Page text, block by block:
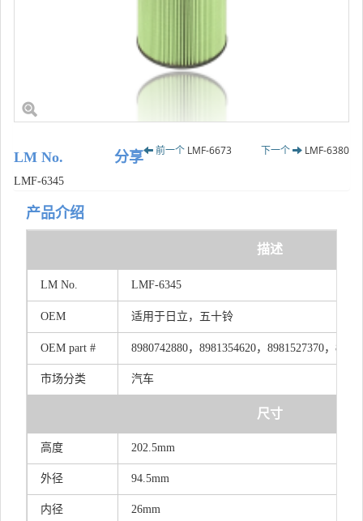
LM No.
LMF-6345
分享 前一个 LMF-6673 下一个 LMF-6380
产品介绍
描述
LM No. LMF-6345
OEM 适用于日立，五十铃
OEM part # 8980742880，8981354620，8981527370，
市场分类 汽车
尺寸
高度 202.5mm
外径 94.5mm
内径 26mm